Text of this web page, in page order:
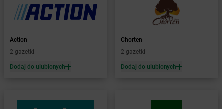
Żabka Baranowo
Żabka Barcin
Żabka
Żabka Barlinek
Żabka Barniewice
Żabka Baruchowo
Action
2 gazetki
Dodaj do ulubionych
Chorten
2 gazetki
Dodaj do ulubionych